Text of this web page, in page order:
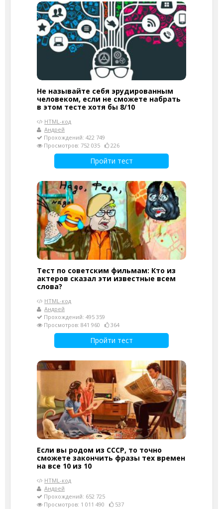
Не называйте себя эрудированным
человеком, если не сможете набрать
в этом тесте хотя бы 8/10
HTML-код
Андрей
Прохождений: 422 749
Просмотров: 752 035
226
Пройти тест
Тест по советским фильмам: Кто из
актеров сказал эти известные всем
слова?
HTML-код
Андрей
Прохождений: 495 359
Просмотров: 841 960
364
Пройти тест
Если вы родом из СССР, то точно
сможете закончить фразы тех времен
на все 10 из 10
HTML-код
Андрей
Прохождений: 652 725
Просмотров: 1 011 490
537